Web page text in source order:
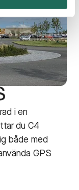
i en
du C4
både med
GPS